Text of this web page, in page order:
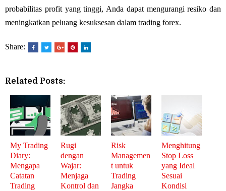
probabilitas profit yang tinggi, Anda dapat mengurangi resiko dan
meningkatkan peluang kesuksesan dalam trading forex.
Share:
Related Posts:
My Trading
Diary:
Mengapa
Catatan
Trading
Rugi
dengan
Wajar:
Menjaga
Kontrol dan
Risk
Managemen
t untuk
Trading
Jangka
Menghitung
Stop Loss
yang Ideal
Sesuai
Kondisi